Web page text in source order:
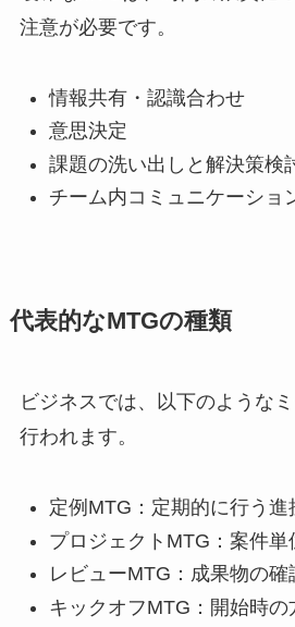
注意が必要です。
情報共有・認識合わせ
意思決定
課題の洗い出しと解決策検
チーム内コミュニケーショ
代表的なMTGの種類
ビジネスでは、以下のような
行われます。
定例MTG：定期的に行う進
プロジェクトMTG：案件
レビューMTG：成果物の確
キックオフMTG：開始時の